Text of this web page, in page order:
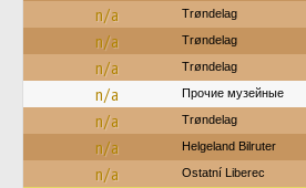
n/a Trøndelag
n/a Trøndelag
n/a Trøndelag
n/a Прочие музейные
n/a Trøndelag
n/a Helgeland Bilruter
n/a Ostatní Liberec